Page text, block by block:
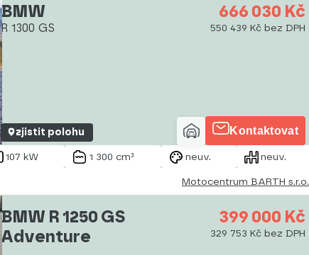
BMW
R 1300 GS
666 030 Kč
550 439 Kč bez DPH
zjistit polohu Kontaktovat
107 kW 1 300 cm³ neuv. neuv.
Motocentrum BARTH s.r.o.
BMW R 1250 GS
Adventure
399 000 Kč
329 753 Kč bez DPH